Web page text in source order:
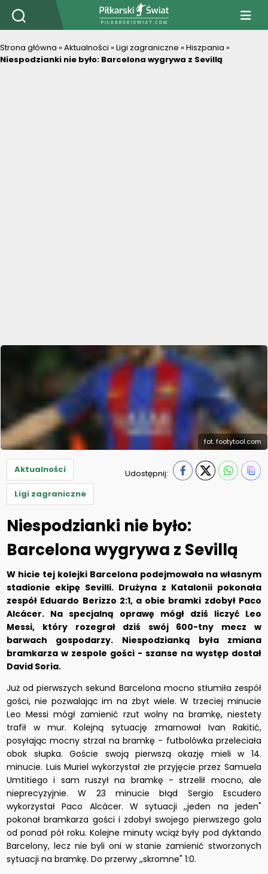
PiłkarskiSwiat.com
Strona główna »Aktualności »Ligi zagraniczne »Hiszpania »
Niespodzianki nie było: Barcelona wygrywa z Sevillą
fot. footytool.com
Aktualności
Ligi zagraniczne
Udostępnij:
Niespodzianki nie było:
Barcelona wygrywa z Sevillą
W hicie tej kolejki Barcelona podejmowała na własnym
stadionie ekipę Sevilli. Drużyna z Katalonii pokonała
zespół Eduardo Berizzo 2:1, a obie bramki zdobył Paco
Alcácer. Na specjalną oprawę mógł dziś liczyć Leo
Messi, który rozegrał dziś swój 600-tny mecz w
barwach gospodarzy. Niespodzianką była zmiana
bramkarza w zespole gości - szanse na występ dostał
David Soria.
Już od pierwszych sekund Barcelona mocno stłumiła zespół
gości, nie pozwalając im na zbyt wiele. W trzeciej minucie
Leo Messi mógł zamienić rzut wolny na bramkę, niestety
trafił w mur. Kolejną sytuację zmarnował Ivan Rakitić,
posyłając mocny strzał na bramkę - futbolówka przeleciała
obok słupka. Goście swoją pierwszą okazję mieli w 14.
minucie. Luis Muriel wykorzystał złe przyjęcie przez Samuela
Umtitiego i sam ruszył na bramkę - strzelił mocno, ale
nieprecyzyjnie. W 23 minucie błąd Sergio Escudero
wykorzystał Paco Alcácer. W sytuacji ,,jeden na jeden"
pokonał bramkarza gości i zdobył swojego pierwszego gola
od ponad pół roku. Kolejne minuty wciąż były pod dyktando
Barcelony, lecz nie byli oni w stanie zamienić stworzonych
sytuacji na bramkę. Do przerwy ,,skromne" 1:0.